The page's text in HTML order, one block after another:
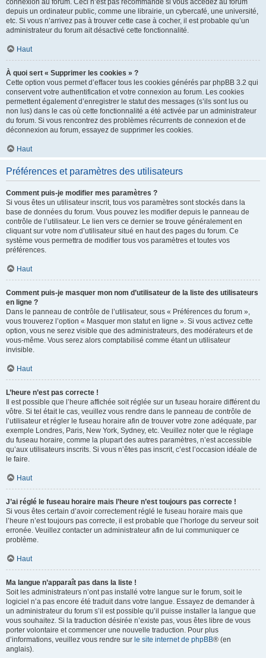
connexion au forum. Ceci n’est pas recommandé si vous accédez au forum
depuis un ordinateur public, comme une librairie, un cybercafé, une université,
etc. Si vous n’arrivez pas à trouver cette case à cocher, il est probable qu’un
administrateur du forum ait désactivé cette fonctionnalité.
Haut
À quoi sert « Supprimer les cookies » ?
Cette option vous permet d’effacer tous les cookies générés par phpBB 3.2 qui
conservent votre authentification et votre connexion au forum. Les cookies
permettent également d’enregistrer le statut des messages (s’ils sont lus ou
non lus) dans le cas où cette fonctionnalité a été activée par un administrateur
du forum. Si vous rencontrez des problèmes récurrents de connexion et de
déconnexion au forum, essayez de supprimer les cookies.
Haut
Préférences et paramètres des utilisateurs
Comment puis-je modifier mes paramètres ?
Si vous êtes un utilisateur inscrit, tous vos paramètres sont stockés dans la
base de données du forum. Vous pouvez les modifier depuis le panneau de
contrôle de l’utilisateur. Le lien vers ce dernier se trouve généralement en
cliquant sur votre nom d’utilisateur situé en haut des pages du forum. Ce
système vous permettra de modifier tous vos paramètres et toutes vos
préférences.
Haut
Comment puis-je masquer mon nom d’utilisateur de la liste des utilisateurs
en ligne ?
Dans le panneau de contrôle de l’utilisateur, sous « Préférences du forum »,
vous trouverez l’option « Masquer mon statut en ligne ». Si vous activez cette
option, vous ne serez visible que des administrateurs, des modérateurs et de
vous-même. Vous serez alors comptabilisé comme étant un utilisateur
invisible.
Haut
L’heure n’est pas correcte !
Il est possible que l’heure affichée soit réglée sur un fuseau horaire différent du
vôtre. Si tel était le cas, veuillez vous rendre dans le panneau de contrôle de
l’utilisateur et régler le fuseau horaire afin de trouver votre zone adéquate, par
exemple Londres, Paris, New York, Sydney, etc. Veuillez noter que le réglage
du fuseau horaire, comme la plupart des autres paramètres, n’est accessible
qu’aux utilisateurs inscrits. Si vous n’êtes pas inscrit, c’est l’occasion idéale de
le faire.
Haut
J’ai réglé le fuseau horaire mais l’heure n’est toujours pas correcte !
Si vous êtes certain d’avoir correctement réglé le fuseau horaire mais que
l’heure n’est toujours pas correcte, il est probable que l’horloge du serveur soit
erronée. Veuillez contacter un administrateur afin de lui communiquer ce
problème.
Haut
Ma langue n’apparaît pas dans la liste !
Soit les administrateurs n’ont pas installé votre langue sur le forum, soit le
logiciel n’a pas encore été traduit dans votre langue. Essayez de demander à
un administrateur du forum s’il est possible qu’il puisse installer la langue que
vous souhaitez. Si la traduction désirée n’existe pas, vous êtes libre de vous
porter volontaire et commencer une nouvelle traduction. Pour plus
d’informations, veuillez vous rendre sur le site internet de phpBB® (en
anglais).